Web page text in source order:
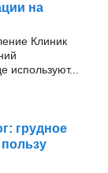
на
Клиник
используют...
грудное